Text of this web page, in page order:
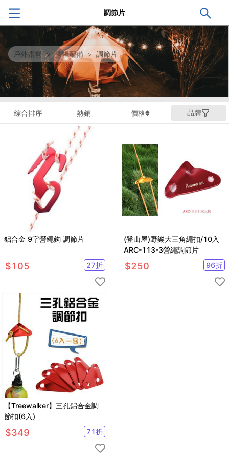
調節片
戶外露營 > 搭帳配備 > 調節片
綜合排序 熱銷 價格 品牌
鋁合金 9字營繩鉤 調節片
$105 27折
(登山屋)野樂大三角繩扣/10入
ARC-113-3營繩調節片
$250 96折
【Treewalker】三孔鋁合金調
節扣(6入)
$349 71折